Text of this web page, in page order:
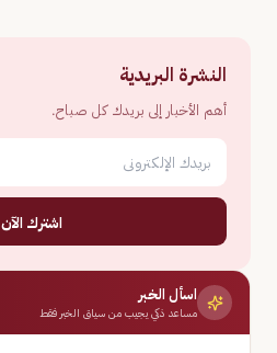
النشرة البريدية
أهم الأخبار إلى بريدك كل صباح.
اشترك الآن
اسأل الخبر
مساعد ذكي يجيب من سياق الخبر فقط